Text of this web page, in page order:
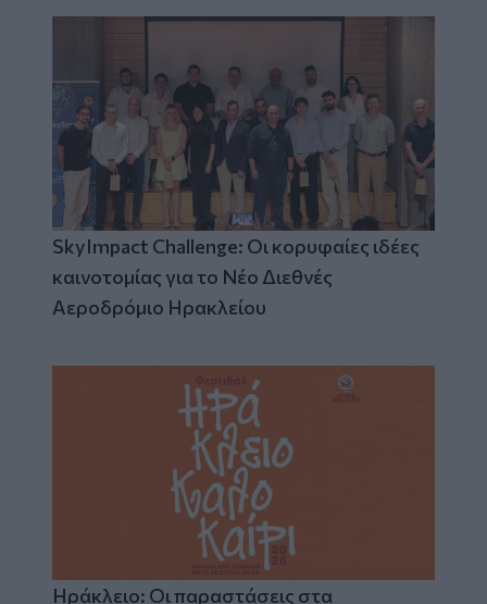
SkyImpact Challenge: Οι κορυφαίες ιδέες
καινοτομίας για το Νέο Διεθνές
Αεροδρόμιο Ηρακλείου
Ηράκλειο: Οι παραστάσεις στα